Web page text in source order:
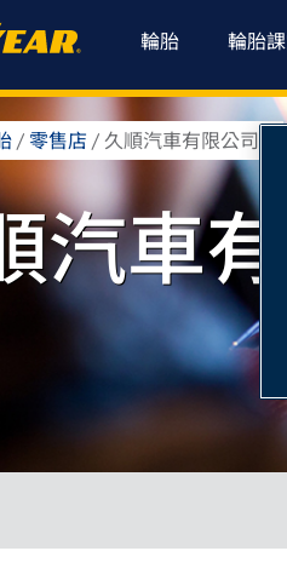
輪胎 輪胎
/ 零售店 / 久順汽車有限公司
汽車